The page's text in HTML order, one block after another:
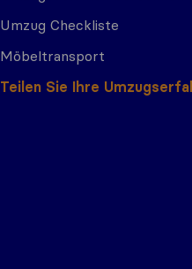
Umzug Checkliste
Möbeltransport
Teilen Sie Ihre